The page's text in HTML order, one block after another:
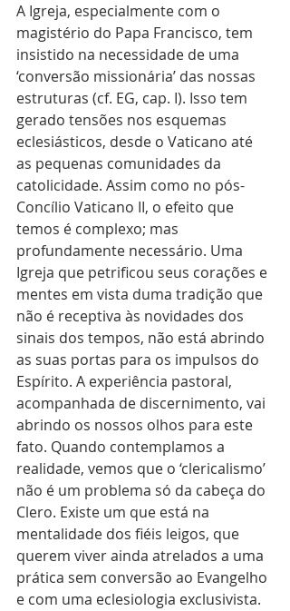
A Igreja, especialmente com o
magistério do Papa Francisco, tem
insistido na necessidade de uma
‘conversão missionária’ das nossas
estruturas (cf. EG, cap. I). Isso tem
gerado tensões nos esquemas
eclesiásticos, desde o Vaticano até
as pequenas comunidades da
catolicidade. Assim como no pós-
Concílio Vaticano II, o efeito que
temos é complexo; mas
profundamente necessário. Uma
Igreja que petrificou seus corações e
mentes em vista duma tradição que
não é receptiva às novidades dos
sinais dos tempos, não está abrindo
as suas portas para os impulsos do
Espírito. A experiência pastoral,
acompanhada de discernimento, vai
abrindo os nossos olhos para este
fato. Quando contemplamos a
realidade, vemos que o ‘clericalismo’
não é um problema só da cabeça do
Clero. Existe um que está na
mentalidade dos fiéis leigos, que
querem viver ainda atrelados a uma
prática sem conversão ao Evangelho
e com uma eclesiologia exclusivista.